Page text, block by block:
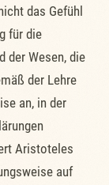
das Gefühl
für die
der Wesen, die
der Lehre
an, in der
Aristoteles
auf